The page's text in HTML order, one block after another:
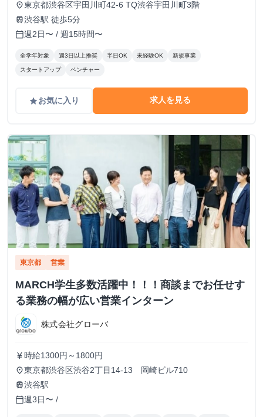
place東京都渋谷区宇田川町42-6 TQ渋谷宇田川町3階
train渋谷駅 徒歩5分
calendar_today週2日〜 / 週15時間〜
全学年対象 週3日以上推奨 半日OK 未経験OK 新規事業
スタートアップ ベンチャー
gradeお気に入り 求人を見る
東京都 営業
MARCH学生多数活躍中！！！商談までお任せす
る業務の幅が広い営業インターン
株式会社グローバ
currency_yen 時給1300円～1800円
place東京都渋谷区渋谷2丁目14-13 岡崎ビル710
train渋谷駅
calendar_today週3日〜 /